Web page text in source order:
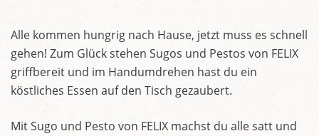
Alle kommen hungrig nach Hause, jetzt muss es schnell
gehen! Zum Glück stehen Sugos und Pestos von FELIX
griffbereit und im Handumdrehen hast du ein
köstliches Essen auf den Tisch gezaubert.
Mit Sugo und Pesto von FELIX machst du alle satt und